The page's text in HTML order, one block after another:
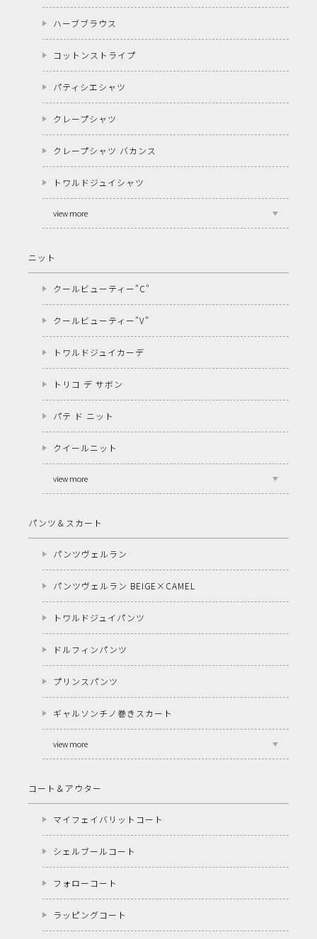
ハーブブラウス
コットンストライプ
パティシエシャツ
クレープシャツ
クレープシャツ バカンス
トワルドジュイシャツ
view more
ニット
クールビューティー"C"
クールビューティー"V"
トワルドジュイカーデ
トリコ デ サボン
パテ ド ニット
クイールニット
view more
パンツ＆スカート
パンツヴェルラン
パンツヴェルラン BEIGE×CAMEL
トワルドジュイパンツ
ドルフィンパンツ
プリンスパンツ
ギャルソンチノ巻きスカート
view more
コート＆アウター
マイフェイバリットコート
シェルブールコート
フォローコート
ラッピングコート